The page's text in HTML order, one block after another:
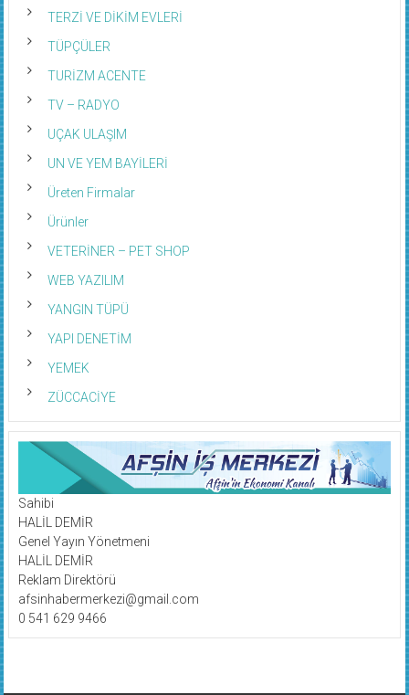
TERZİ VE DİKİM EVLERİ
TÜPÇÜLER
TURİZM ACENTE
TV – RADYO
UÇAK ULAŞIM
UN VE YEM BAYİLERİ
Üreten Firmalar
Ürünler
VETERİNER – PET SHOP
WEB YAZILIM
YANGIN TÜPÜ
YAPI DENETİM
YEMEK
ZÜCCACİYE
Sahibi
HALİL DEMİR
Genel Yayın Yönetmeni
HALİL DEMİR
Reklam Direktörü
afsinhabermerkezi@gmail.com
0 541 629 9466